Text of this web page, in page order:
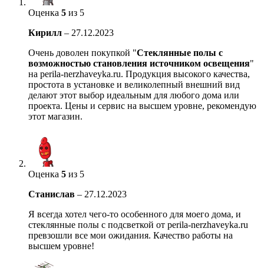
Оценка 5 из 5
Кирилл – 27.12.2023
Очень доволен покупкой "Стеклянные полы с
возможностью становления источником освещения"
на perila-nerzhaveyka.ru. Продукция высокого качества,
простота в установке и великолепный внешний вид
делают этот выбор идеальным для любого дома или
проекта. Цены и сервис на высшем уровне, рекомендую
этот магазин.
Оценка 5 из 5
Станислав – 27.12.2023
Я всегда хотел чего-то особенного для моего дома, и
стеклянные полы с подсветкой от perila-nerzhaveyka.ru
превзошли все мои ожидания. Качество работы на
высшем уровне!